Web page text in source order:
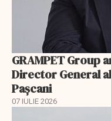
GRAMPET Group
Director General
Pașcani
07 IULIE 2026